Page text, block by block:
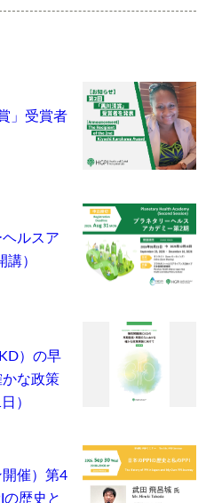
」受賞者
ヘルスア
）
）の早
な政策
）
開催）第4
の歴史と